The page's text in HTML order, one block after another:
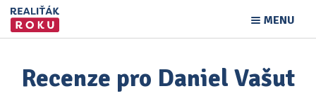
MENU
Recenze pro Daniel Vašut